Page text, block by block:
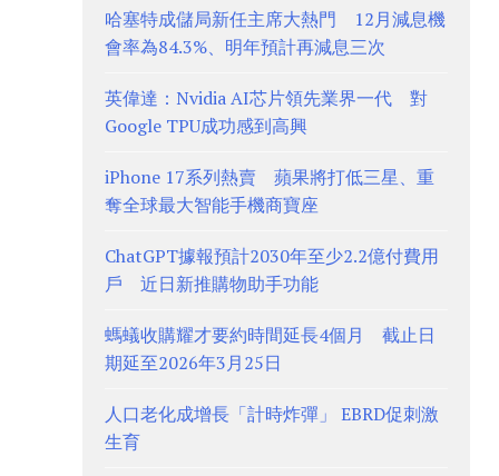
哈塞特成儲局新任主席大熱門 12月減息機
會率為84.3%、明年預計再減息三次
英偉達：Nvidia AI芯片領先業界一代 對
Google TPU成功感到高興
iPhone 17系列熱賣 蘋果將打低三星、重
奪全球最大智能手機商寶座
ChatGPT據報預計2030年至少2.2億付費用
戶 近日新推購物助手功能
螞蟻收購耀才要約時間延長4個月 截止日
期延至2026年3月25日
人口老化成增長「計時炸彈」 EBRD促刺激
生育